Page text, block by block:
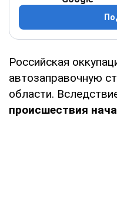
Российская
автозаправочную
области.
происшествия